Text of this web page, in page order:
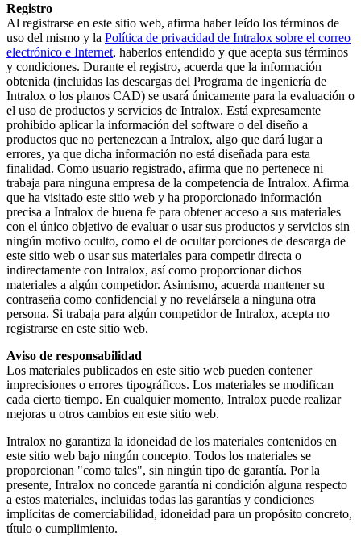
Registro
Al registrarse en este sitio web, afirma haber leído los términos de
uso del mismo y la Política de privacidad de Intralox sobre el correo
electrónico e Internet, haberlos entendido y que acepta sus términos
y condiciones. Durante el registro, acuerda que la información
obtenida (incluidas las descargas del Programa de ingeniería de
Intralox o los planos CAD) se usará únicamente para la evaluación o
el uso de productos y servicios de Intralox. Está expresamente
prohibido aplicar la información del software o del diseño a
productos que no pertenezcan a Intralox, algo que dará lugar a
errores, ya que dicha información no está diseñada para esta
finalidad. Como usuario registrado, afirma que no pertenece ni
trabaja para ninguna empresa de la competencia de Intralox. Afirma
que ha visitado este sitio web y ha proporcionado información
precisa a Intralox de buena fe para obtener acceso a sus materiales
con el único objetivo de evaluar o usar sus productos y servicios sin
ningún motivo oculto, como el de ocultar porciones de descarga de
este sitio web o usar sus materiales para competir directa o
indirectamente con Intralox, así como proporcionar dichos
materiales a algún competidor. Asimismo, acuerda mantener su
contraseña como confidencial y no revelársela a ninguna otra
persona. Si trabaja para algún competidor de Intralox, acepta no
registrarse en este sitio web.
Aviso de responsabilidad
Los materiales publicados en este sitio web pueden contener
imprecisiones o errores tipográficos. Los materiales se modifican
cada cierto tiempo. En cualquier momento, Intralox puede realizar
mejoras u otros cambios en este sitio web.
Intralox no garantiza la idoneidad de los materiales contenidos en
este sitio web bajo ningún concepto. Todos los materiales se
proporcionan "como tales", sin ningún tipo de garantía. Por la
presente, Intralox no concede garantía ni condición alguna respecto
a estos materiales, incluidas todas las garantías y condiciones
implícitas de comerciabilidad, idoneidad para un propósito concreto,
título o cumplimiento.